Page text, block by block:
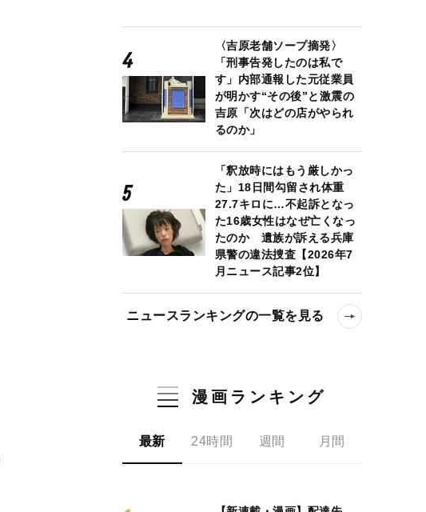
〈吉原老舗ソープ摘発〉
「刑事告発したのは私で
す」内部通報した元従業員
が明かす“その後”と激震の
吉原「次はどの店がやられ
るのか」
「釈放時にはもう厳しかっ
た」18日間勾留され体重
27.7キロに…不起訴となっ
た16歳女性はなぜ亡くなっ
たのか 遺族が訴える兵庫
県警の違法捜査【2026年7
月ニュース記事2位】
ニュースランキングの一覧を見る
漫画ランキング
最新 24時間 週間 月間